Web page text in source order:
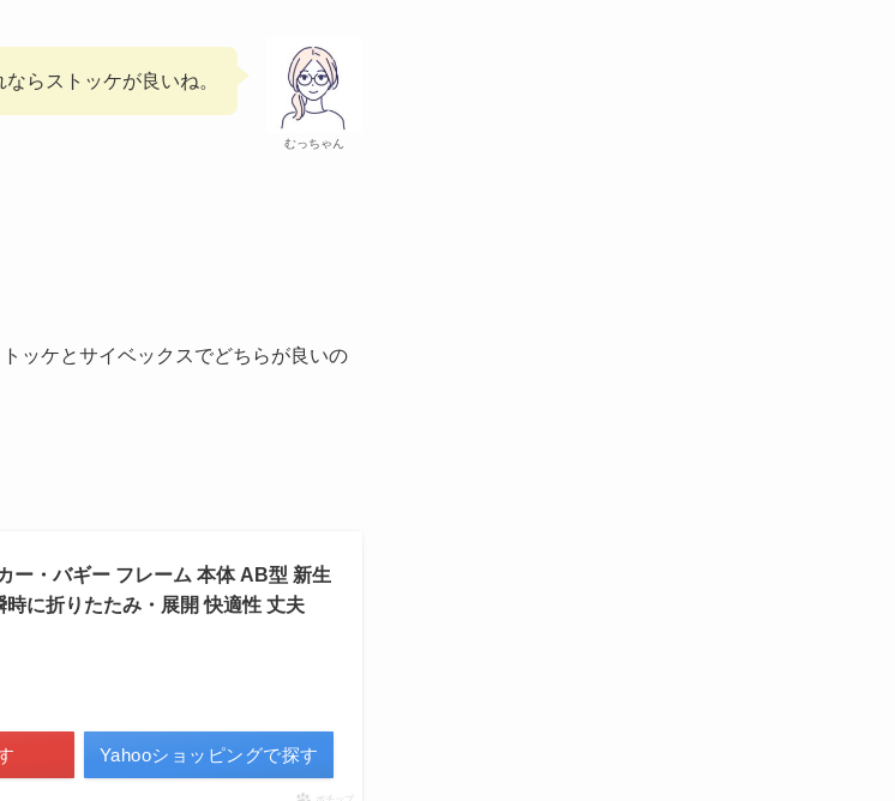
むっちゃん
ならストッケが良いね。
ッケとサイベックスでどちらが良いの
ー・バギー フレーム 本体 AB型 新生
に折りたたみ・展開 快適性 丈夫
Yahooショッピングで探す